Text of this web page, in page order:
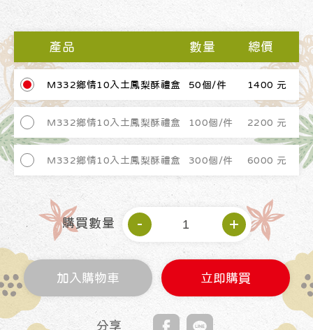
產品 數量 總價
M332鄉情10入土鳳梨酥禮盒 50個/件 1400 元
M332鄉情10入土鳳梨酥禮盒 100個/件 2200 元
M332鄉情10入土鳳梨酥禮盒 300個/件 6000 元
購買數量
加入購物車 立即購買
分享